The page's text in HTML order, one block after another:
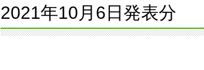
2021年10月6日発表分